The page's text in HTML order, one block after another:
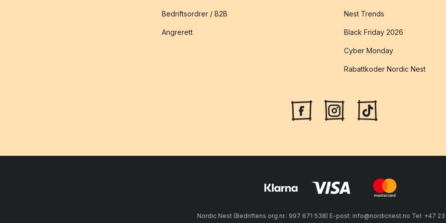
Bedriftsordrer / B2B
Angrerett
Nest Trends
Black Friday 2026
Cyber Monday
Rabattkoder Nordic Nest
Nordic Nest (Bedriftens org.nr.: 997 671 538) E-post: info@nordicnest.no Tel: +47